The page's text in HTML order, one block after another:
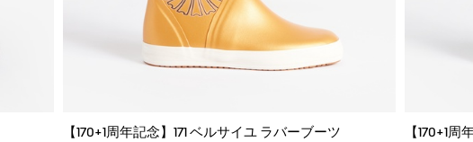
【170+1周年記念】171 ベルサイユ ラバーブーツ 【170+1